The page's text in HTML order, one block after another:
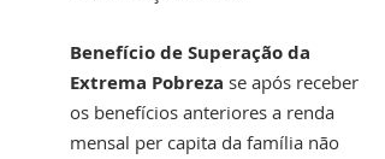
Benefício de Superação da
Extrema Pobreza se após receber
os benefícios anteriores a renda
mensal per capita da família não